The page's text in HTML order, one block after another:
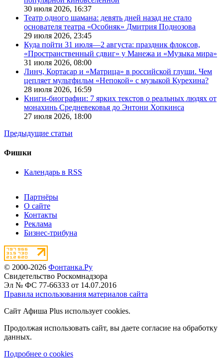
30 июля 2026, 16:37
Театр одного шамана: девять дней назад не стало
основателя театра «Особняк» Дмитрия Поднозова
29 июля 2026, 23:45
Куда пойти 31 июля—2 августа: праздник флоксов,
«Пространственный сдвиг» у Манежа и «Музыка мира»
31 июля 2026, 08:00
Линч, Кортасар и «Матрица» в российской глуши. Чем
цепляет мультфильм «Непокой» с музыкой Курехина?
28 июля 2026, 16:59
Книги-биографии: 7 ярких текстов о реальных людях от
монахинь Средневековья до Энтони Хопкинса
27 июля 2026, 18:00
Предыдущие статьи
Фишки
Календарь в RSS
Партнёры
О сайте
Контакты
Реклама
Бизнес-трибуна
© 2000-2026 Фонтанка.Ру
Свидетельство Роскомнадзора
Эл № ФС 77-66333 от 14.07.2016
Правила использования материалов сайта
Сайт Афиша Plus использует cookies.
Продолжая использовать сайт, вы даете согласие на обработку
данных.
Подробнее о cookies